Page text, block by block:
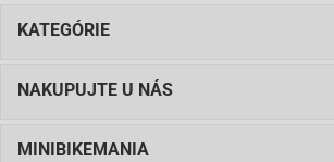
KATEGÓRIE
NAKUPUJTE U NÁS
MINIBIKEMANIA